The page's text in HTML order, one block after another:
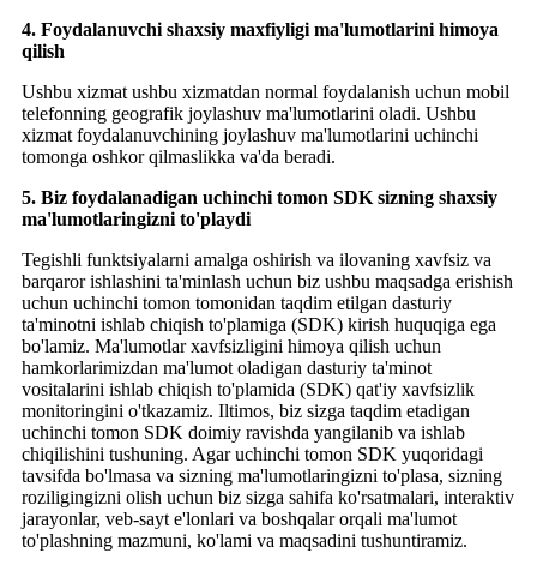
4. Foydalanuvchi shaxsiy maxfiyligi ma'lumotlarini himoya
qilish
Ushbu xizmat ushbu xizmatdan normal foydalanish uchun mobil
telefonning geografik joylashuv ma'lumotlarini oladi. Ushbu
xizmat foydalanuvchining joylashuv ma'lumotlarini uchinchi
tomonga oshkor qilmaslikka va'da beradi.
5. Biz foydalanadigan uchinchi tomon SDK sizning shaxsiy
ma'lumotlaringizni to'playdi
Tegishli funktsiyalarni amalga oshirish va ilovaning xavfsiz va
barqaror ishlashini ta'minlash uchun biz ushbu maqsadga erishish
uchun uchinchi tomon tomonidan taqdim etilgan dasturiy
ta'minotni ishlab chiqish to'plamiga (SDK) kirish huquqiga ega
bo'lamiz. Ma'lumotlar xavfsizligini himoya qilish uchun
hamkorlarimizdan ma'lumot oladigan dasturiy ta'minot
vositalarini ishlab chiqish to'plamida (SDK) qat'iy xavfsizlik
monitoringini o'tkazamiz. Iltimos, biz sizga taqdim etadigan
uchinchi tomon SDK doimiy ravishda yangilanib va ​​ishlab
chiqilishini tushuning. Agar uchinchi tomon SDK yuqoridagi
tavsifda bo'lmasa va sizning ma'lumotlaringizni to'plasa, sizning
roziligingizni olish uchun biz sizga sahifa ko'rsatmalari, interaktiv
jarayonlar, veb-sayt e'lonlari va boshqalar orqali ma'lumot
to'plashning mazmuni, ko'lami va maqsadini tushuntiramiz.